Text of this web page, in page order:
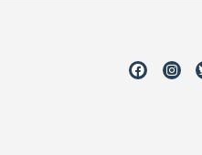
Facebook